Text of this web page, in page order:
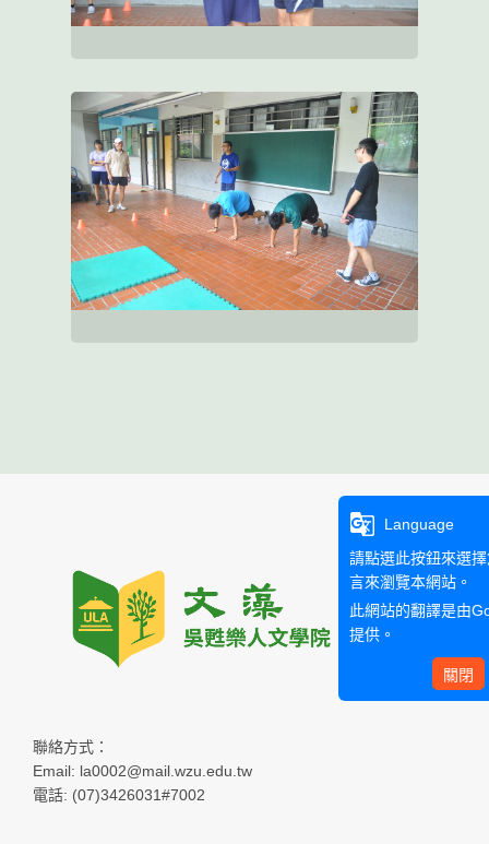
聯絡方式：
Email: la0002@mail.wzu.edu.tw
電話: (07)3426031#7002
g_translate
Language
請點選此按鈕來選
言來瀏覽本網站。
此網站的翻譯是由
提供。
關閉